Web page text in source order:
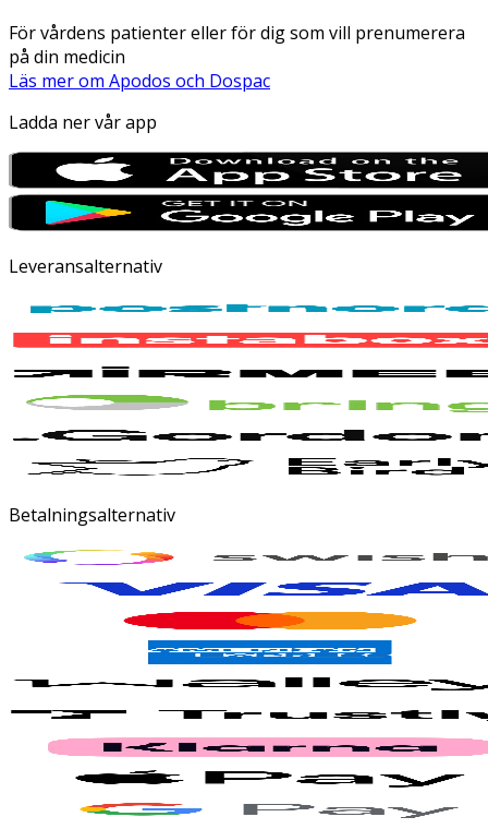
För vårdens patienter eller för dig som vill prenumerera
på din medicin
Läs mer om Apodos och Dospac
Ladda ner vår app
Leveransalternativ
Betalningsalternativ